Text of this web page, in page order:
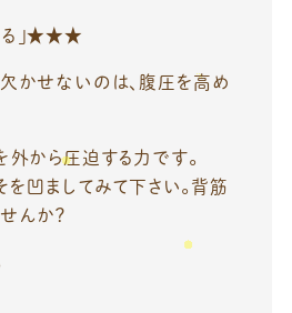
る」★★★
かせないのは、腹圧を高め
外から圧迫する力です。
を凹ましてみて下さい。背筋
んか？